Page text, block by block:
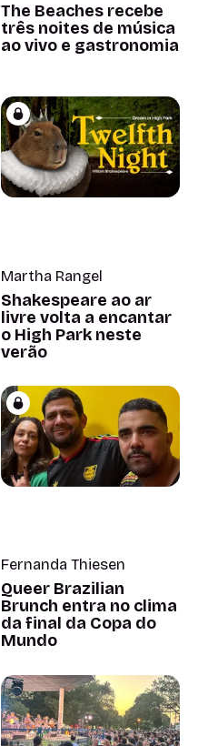
The Beaches recebe
três noites de música
ao vivo e gastronomia
Martha Rangel
Shakespeare ao ar
livre volta a encantar
o High Park neste
verão
Fernanda Thiesen
Queer Brazilian
Brunch entra no clima
da final da Copa do
Mundo